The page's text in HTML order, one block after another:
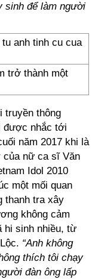
sinh để làm người
trở thành một
truyền thông
được nhắc tới
năm 2017 khi là
của nữ ca sĩ Văn
Idol 2010
một mối quan
thanh tra xây
không cảm
hi sinh nhiều, từ
“Anh không
thích tôi chạy
đàn ông lấp